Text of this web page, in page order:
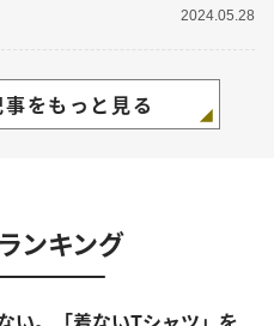
2024.05.28
をもっと見る
ンキング